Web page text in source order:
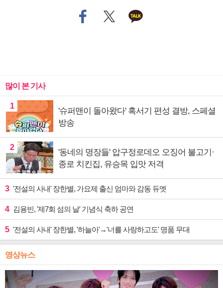
많이 본 기사
1
'슈퍼맨이 돌아왔다' 혹서기 편성 결방, 스페셜
방송
2
'동네의 명장들' 압구정로데오 오징어 불고기·
종로 치킨집, 유승목 입맛 저격
3 '전설의 사내' 장한별, 가요제 출신 엄마와 감동 듀엣
4 김용빈, '제7회 섬의 날' 기념식 축하 공연
5 '전설의 사내' 장한별, '하늘아'→'너를 사랑하고도' 명품 무대
영상뉴스